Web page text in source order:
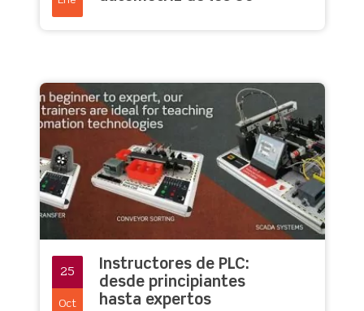
25
Oct
Instructores de PLC:
desde principiantes
hasta expertos